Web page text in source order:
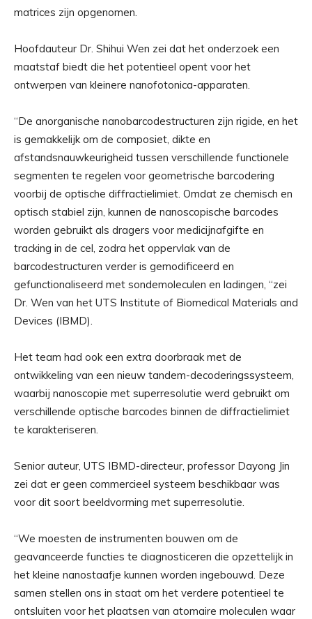
matrices zijn opgenomen.
Hoofdauteur Dr. Shihui Wen zei dat het onderzoek een
maatstaf biedt die het potentieel opent voor het
ontwerpen van kleinere nanofotonica-apparaten.
“De anorganische nanobarcodestructuren zijn rigide, en het
is gemakkelijk om de composiet, dikte en
afstandsnauwkeurigheid tussen verschillende functionele
segmenten te regelen voor geometrische barcodering
voorbij de optische diffractielimiet. Omdat ze chemisch en
optisch stabiel zijn, kunnen de nanoscopische barcodes
worden gebruikt als dragers voor medicijnafgifte en
tracking in de cel, zodra het oppervlak van de
barcodestructuren verder is gemodificeerd en
gefunctionaliseerd met sondemoleculen en ladingen, “zei
Dr. Wen van het UTS Institute of Biomedical Materials and
Devices (IBMD).
Het team had ook een extra doorbraak met de
ontwikkeling van een nieuw tandem-decoderingssysteem,
waarbij nanoscopie met superresolutie werd gebruikt om
verschillende optische barcodes binnen de diffractielimiet
te karakteriseren.
Senior auteur, UTS IBMD-directeur, professor Dayong Jin
zei dat er geen commercieel systeem beschikbaar was
voor dit soort beeldvorming met superresolutie.
“We moesten de instrumenten bouwen om de
geavanceerde functies te diagnosticeren die opzettelijk in
het kleine nanostaafje kunnen worden ingebouwd. Deze
samen stellen ons in staat om het verdere potentieel te
ontsluiten voor het plaatsen van atomaire moleculen waar